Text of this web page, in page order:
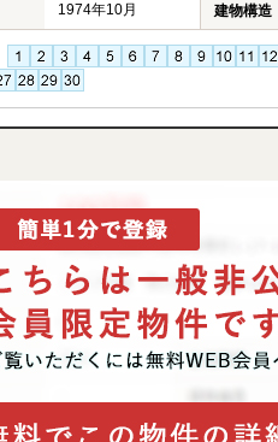
1974年10月 建物構造